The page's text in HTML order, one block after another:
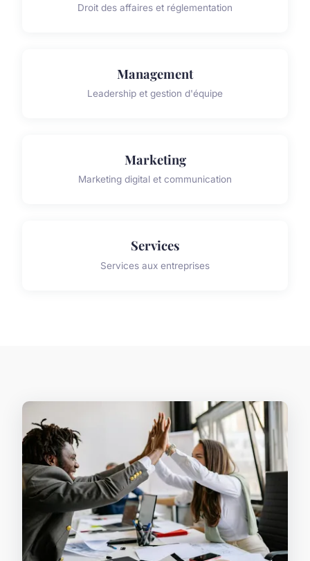
Droit des affaires et réglementation
Management
Leadership et gestion d'équipe
Marketing
Marketing digital et communication
Services
Services aux entreprises